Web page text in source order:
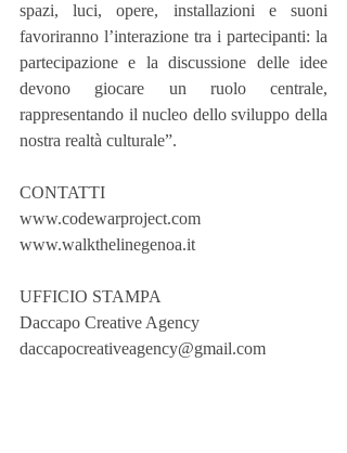
spazi, luci, opere, installazioni e suoni
favoriranno l’interazione tra i partecipanti: la
partecipazione e la discussione delle idee
devono giocare un ruolo centrale,
rappresentando il nucleo dello sviluppo della
nostra realtà culturale”.
CONTATTI
www.codewarproject.com
www.walkthelinegenoa.it
UFFICIO STAMPA
Daccapo Creative Agency
daccapocreativeagency@gmail.com